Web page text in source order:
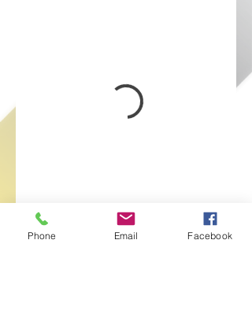
Phone Email Facebook